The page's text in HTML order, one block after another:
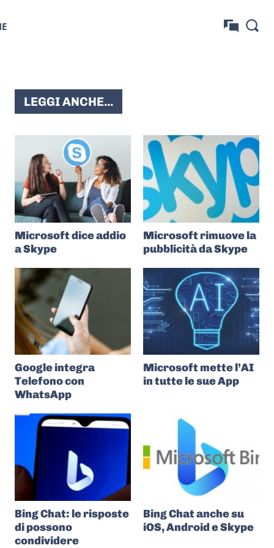
LEGGI ANCHE...
Microsoft dice addio
a Skype
Microsoft rimuove la
pubblicità da Skype
Google integra
Telefono con
WhatsApp
Microsoft mette l’AI
in tutte le sue App
Bing Chat: le risposte
di possono
condividere
Bing Chat anche su
iOS, Android e Skype